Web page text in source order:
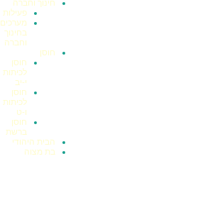
חינוך וחברה
פעילות
מערכים
בחינוך
וחברה
חוסן
חוסן
לכיתות
י-יב
חוסן
לכיתות
ו-ט
חוסן
ברשת
הבית היהודי
בת מצוה